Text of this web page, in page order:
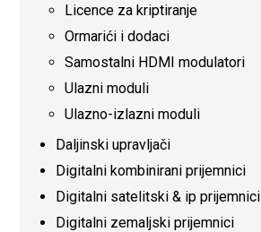
Licence za kriptiranje
Ormarići i dodaci
Samostalni HDMI modulatori
Ulazni moduli
Ulazno-izlazni moduli
Daljinski upravljači
Digitalni kombinirani prijemnici
Digitalni satelitski & ip prijemnici
Digitalni zemaljski prijemnici